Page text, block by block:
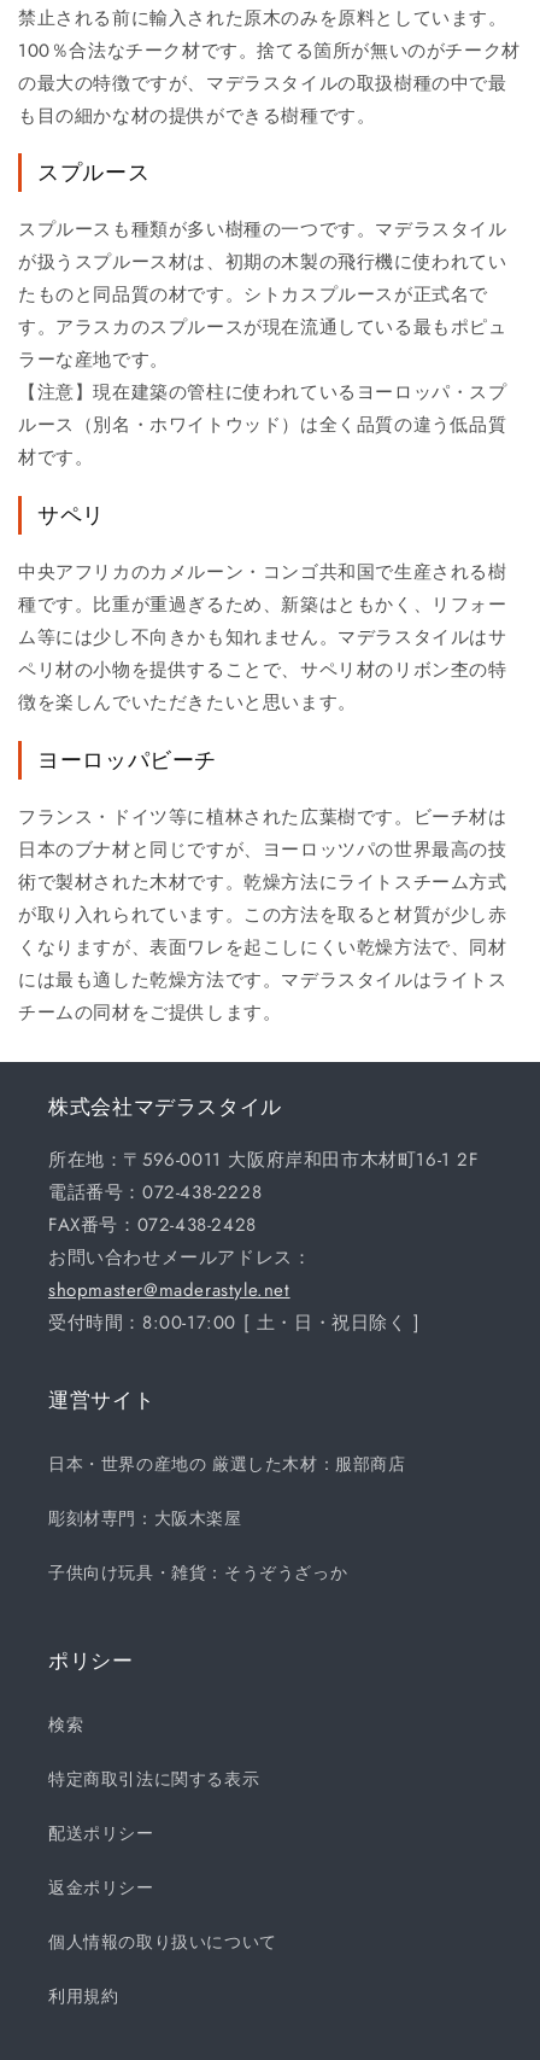
禁止される前に輸入された原木のみを原料としています。
100％合法なチーク材です。捨てる箇所が無いのがチーク材
の最大の特徴ですが、マデラスタイルの取扱樹種の中で最
も目の細かな材の提供ができる樹種です。
スプルース
スプルースも種類が多い樹種の一つです。マデラスタイル
が扱うスプルース材は、初期の木製の飛行機に使われてい
たものと同品質の材です。シトカスプルースが正式名で
す。アラスカのスプルースが現在流通している最もポピュ
ラーな産地です。
【注意】現在建築の管柱に使われているヨーロッパ・スプ
ルース（別名・ホワイトウッド）は全く品質の違う低品質
材です。
サペリ
中央アフリカのカメルーン・コンゴ共和国で生産される樹
種です。比重が重過ぎるため、新築はともかく、リフォー
ム等には少し不向きかも知れません。マデラスタイルはサ
ペリ材の小物を提供することで、サペリ材のリボン杢の特
徴を楽しんでいただきたいと思います。
ヨーロッパビーチ
フランス・ドイツ等に植林された広葉樹です。ビーチ材は
日本のブナ材と同じですが、ヨーロッツパの世界最高の技
術で製材された木材です。乾燥方法にライトスチーム方式
が取り入れられています。この方法を取ると材質が少し赤
くなりますが、表面ワレを起こしにくい乾燥方法で、同材
には最も適した乾燥方法です。マデラスタイルはライトス
チームの同材をご提供します。
株式会社マデラスタイル
所在地：〒596-0011 大阪府岸和田市木材町16-1 2F
電話番号：072-438-2228
FAX番号：072-438-2428
お問い合わせメールアドレス：
shopmaster@maderastyle.net
受付時間：8:00-17:00 [ 土・日・祝日除く ]
運営サイト
日本・世界の産地の 厳選した木材：服部商店
彫刻材専門：大阪木楽屋
子供向け玩具・雑貨：そうぞうざっか
ポリシー
検索
特定商取引法に関する表示
配送ポリシー
返金ポリシー
個人情報の取り扱いについて
利用規約